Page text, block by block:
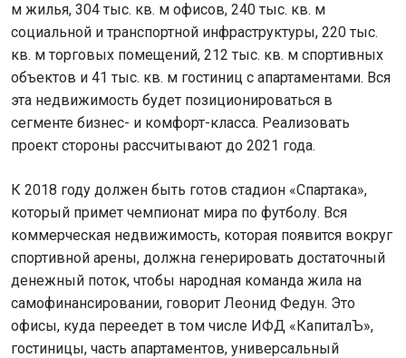
м жилья, 304 тыс. кв. м офисов, 240 тыс. кв. м
социальной и транспортной инфраструктуры, 220 тыс.
кв. м торговых помещений, 212 тыс. кв. м спортивных
объектов и 41 тыс. кв. м гостиниц с апартаментами. Вся
эта недвижимость будет позиционироваться в
сегменте бизнес- и комфорт-класса. Реализовать
проект стороны рассчитывают до 2021 года.
К 2018 году должен быть готов стадион «Спартака»,
который примет чемпионат мира по футболу. Вся
коммерческая недвижимость, которая появится вокруг
спортивной арены, должна генерировать достаточный
денежный поток, чтобы народная команда жила на
самофинансировании, говорит Леонид Федун. Это
офисы, куда переедет в том числе ИФД «КапиталЪ»,
гостиницы, часть апартаментов, универсальный